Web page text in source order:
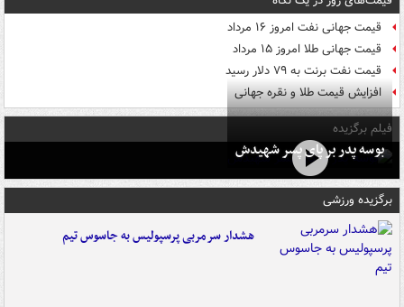
قیمت جهانی نفت امروز ۱۶ مرداد
قیمت جهانی طلا امروز ۱۵ مرداد
قیمت نفت برنت به ۷۹ دلار رسید
افزایش قیمت طلا و نقره جهانی
فیلم برگزیده
بوسه‌ پدر بر پای پسر شهیدش
برگزیده ورزشی
هشدار سرمربی پرسپولیس به جاسوس تیم